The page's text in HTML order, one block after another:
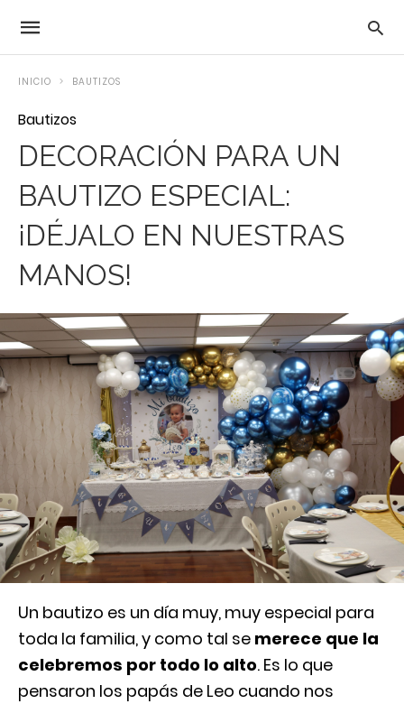
INICIO BAUTIZOS
Bautizos
DECORACIÓN PARA UN
BAUTIZO ESPECIAL:
¡DÉJALO EN NUESTRAS
MANOS!
Un bautizo es un día muy, muy especial para
toda la familia, y como tal se merece que la
celebremos por todo lo alto. Es lo que
pensaron los papás de Leo cuando nos